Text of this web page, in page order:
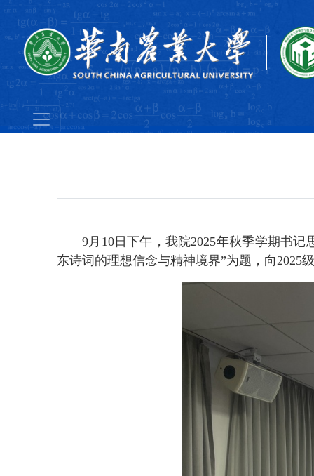
9月 10日下午，我院2025年秋季学期书记
东诗词的理想信念与精神境界”为题，向2025